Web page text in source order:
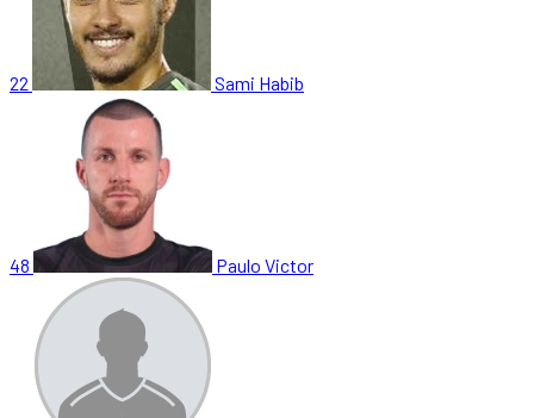
22 Sami Habib
48 Paulo Victor